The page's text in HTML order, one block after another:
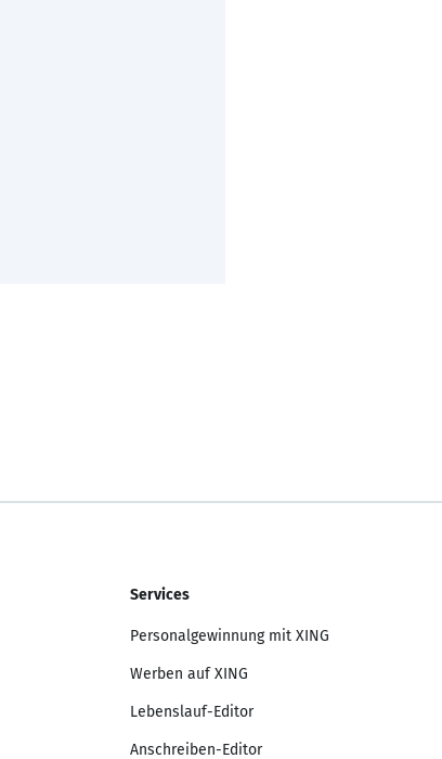
Services
Personalgewinnung mit XING
Werben auf XING
Lebenslauf-Editor
Anschreiben-Editor